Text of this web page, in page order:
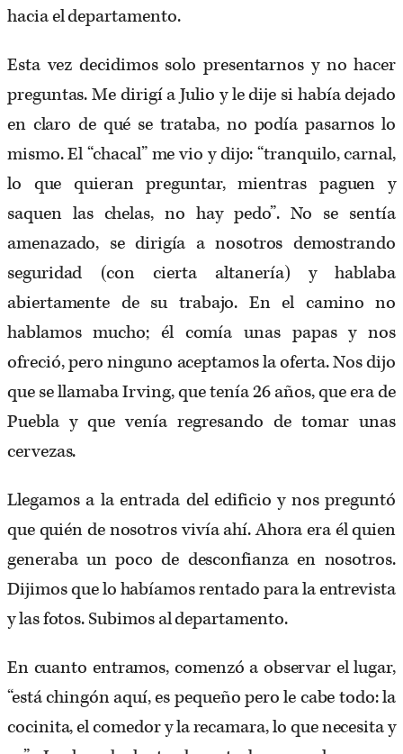
hacia el departamento.
Esta vez decidimos solo presentarnos y no hacer
preguntas. Me dirigí a Julio y le dije si había dejado
en claro de qué se trataba, no podía pasarnos lo
mismo. El “chacal” me vio y dijo: “tranquilo, carnal,
lo que quieran preguntar, mientras paguen y
saquen las chelas, no hay pedo”. No se sentía
amenazado, se dirigía a nosotros demostrando
seguridad (con cierta altanería) y hablaba
abiertamente de su trabajo. En el camino no
hablamos mucho; él comía unas papas y nos
ofreció, pero ninguno aceptamos la oferta. Nos dijo
que se llamaba Irving, que tenía 26 años, que era de
Puebla y que venía regresando de tomar unas
cervezas.
Llegamos a la entrada del edificio y nos preguntó
que quién de nosotros vivía ahí. Ahora era él quien
generaba un poco de desconfianza en nosotros.
Dijimos que lo habíamos rentado para la entrevista
y las fotos. Subimos al departamento.
En cuanto entramos, comenzó a observar el lugar,
“está chingón aquí, es pequeño pero le cabe todo: la
cocinita, el comedor y la recamara, lo que necesita y